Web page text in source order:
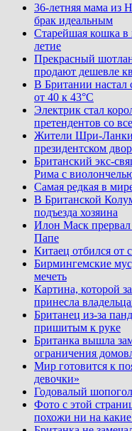
36-летняя мама из
брак идеальным
Старейшая кошка в
летие
Прекрасный
продают дешевле
В Британии настал
от 40 к 43°C
Электрик стал
претендентов со
Жители Шри-Ланки
президентском
Британский экс-
Рима с
Самая редкая в
В Британской
подъезда хозяина
Илон Маск прервал
Папе
Китаец отбился от
Бирмингемские
мечеть
Картина, которой
принесла
Британец из-за
пришитым к руке
Британка вышла
ограничения
Мир готовится к
девочки»
Годовалый
Фото с этой
похожи ни на